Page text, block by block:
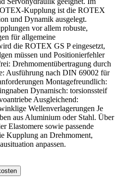
Kupplung ist die ROTEX
und Dynamik ausgelegt.
vor allem robuste,
für allgemeine
die ROTEX GS P eingesetzt,
müssen und Positionierfehler
Drehmomentübertragung durch
Ausführung nach DIN 69002 für
Montagefreundlich:
Dynamisch: torsionssteif
Ausgleichend:
Wellenverlagerungen Je
aus Aluminium oder Stahl. Über
Elastomere sowie passende
Kupplung an Drehmoment,
anpassen.